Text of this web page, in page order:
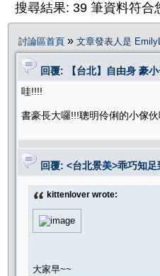
搜尋結果: 39 筆資料符合
討論區首頁 » 文章發表人是
回覆: 【台北】自由身 豪
哇!!!!
書豪長大囉!!!聰明伶俐的小傢
回覆: <台北景美>乖巧知
kittenlover wrote:
大家早~~